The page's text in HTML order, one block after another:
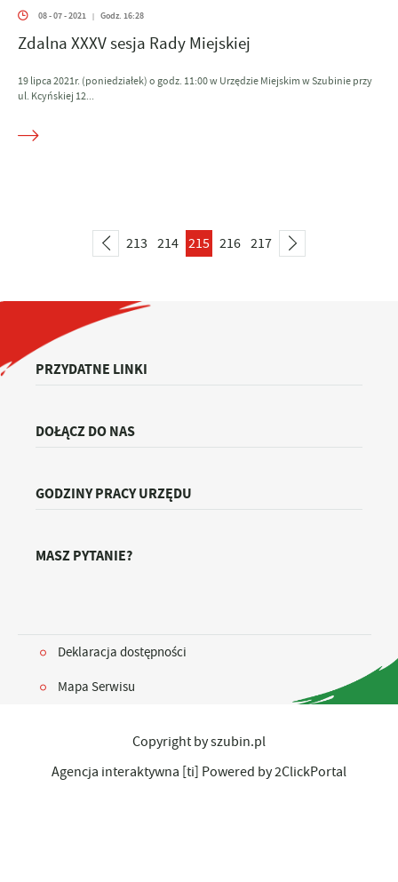
08 - 07 - 2021 Godz. 16:28
Zdalna XXXV sesja Rady Miejskiej
19 lipca 2021r. (poniedziałek) o godz. 11:00 w Urzędzie Miejskim w Szubinie przy
ul. Kcyńskiej 12...
213 214 215 216 217
PRZYDATNE LINKI
DOŁĄCZ DO NAS
GODZINY PRACY URZĘDU
MASZ PYTANIE?
Deklaracja dostępności
Mapa Serwisu
Copyright by szubin.pl
Agencja interaktywna [ti] Powered by2ClickPortal